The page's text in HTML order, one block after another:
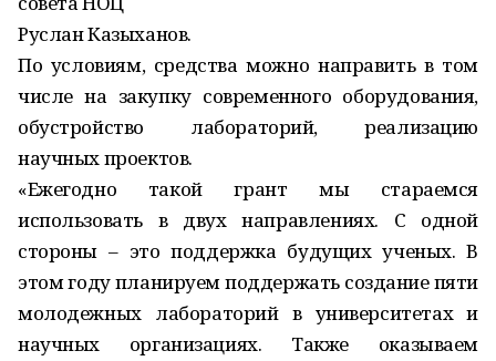
Руслан Казыханов.
По условиям, средства можно направить в том
числе на закупку современного оборудования,
обустройство лабораторий, реализацию
научных проектов.
«Ежегодно такой грант мы стараемся
использовать в двух направлениях. С одной
стороны – это поддержка будущих ученых. В
этом году планируем поддержать создание пяти
молодежных лабораторий в университетах и
научных организациях. Также оказываем